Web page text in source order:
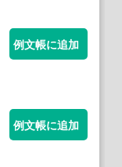
例文帳に追加
例文帳に追加